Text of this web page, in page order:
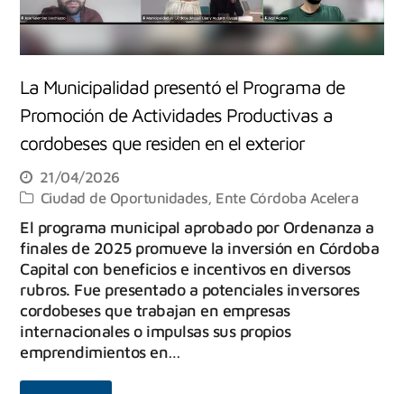
La Municipalidad presentó el Programa de
Promoción de Actividades Productivas a
cordobeses que residen en el exterior
21/04/2026
Ciudad de Oportunidades, Ente Córdoba Acelera
El programa municipal aprobado por Ordenanza a
finales de 2025 promueve la inversión en Córdoba
Capital con beneficios e incentivos en diversos
rubros. Fue presentado a potenciales inversores
cordobeses que trabajan en empresas
internacionales o impulsas sus propios
emprendimientos en…